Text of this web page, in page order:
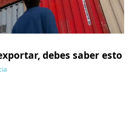
debes saber esto